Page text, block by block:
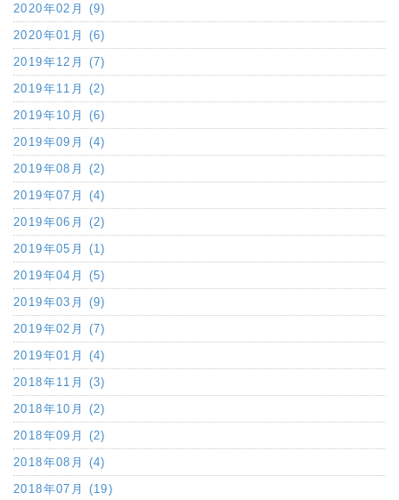
2020年02月 (9)
2020年01月 (6)
2019年12月 (7)
2019年11月 (2)
2019年10月 (6)
2019年09月 (4)
2019年08月 (2)
2019年07月 (4)
2019年06月 (2)
2019年05月 (1)
2019年04月 (5)
2019年03月 (9)
2019年02月 (7)
2019年01月 (4)
2018年11月 (3)
2018年10月 (2)
2018年09月 (2)
2018年08月 (4)
2018年07月 (19)